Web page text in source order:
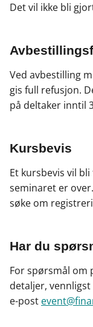
Det vil ikke bli
Ved avbestilling
gis full refusjon.
på deltaker inntil
Kursbevis
Et kursbevis vil
seminaret er
søke om
Har du
For spørsmål om
detaljer,
e-post